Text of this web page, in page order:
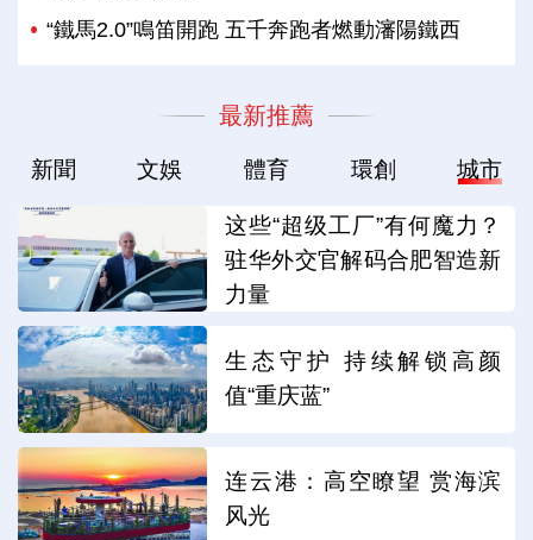
“鐵馬2.0”鳴笛開跑 五千奔跑者燃動瀋陽鐵西
最新推薦
新聞 文娛 體育 環創 城市
这些“超级工厂”有何魔力？
驻华外交官解码合肥智造新
力量
生态守护 持续解锁高颜
值“重庆蓝”
连云港：高空瞭望 赏海滨
风光